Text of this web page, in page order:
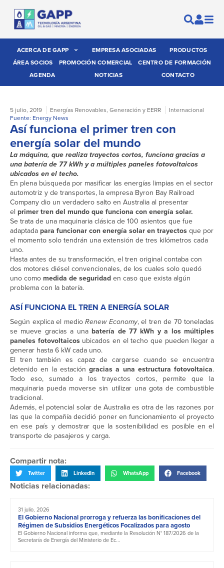
ACERCA DE GAPP EMPRESA ASOCIADAS
PRODUCTOS
ÁREA SOCIOS
PROMOCIÓN COMERCIAL
CENTRO DE FORMACIÓN
AGENDA
NOTICIAS CONTACTO
5 julio, 2019 Energías Renovables, Generación y EERR
Internacional
Fuente: Energy News
Así funciona el primer tren con
energía solar del mundo
La máquina, que realiza trayectos cortos, funciona gracias a
una batería de 77 kWh y a múltiples paneles fotovoltaicos
ubicados en el techo.
En plena búsqueda por masificar las energías limpias en el sector
automotriz y de transportes, la empresa Byron Bay Railroad
Company dio un verdadero salto en Australia al presentar
el primer tren del mundo que funciona con energía solar.
Se trata de una maquinaria clásica de 100 asientos que fue
adaptada para funcionar con energía solar en trayectos que por
el momento solo tendrán una extensión de tres kilómetros cada
uno.
Hasta antes de su transformación, el tren original contaba con
dos motores diésel convencionales, de los cuales solo quedó
uno como medida de seguridad en caso que exista algún
problema con la batería.
ASÍ FUNCIONA EL TREN A ENERGÍA SOLAR
Según explica el medioRenew Economy, el tren de 70 toneladas
se mueve gracias a unabatería de 77 kWh y a los múltiples
paneles fotovoltaicosubicados en el techo que pueden llegar a
generar hasta 6 kW cada uno.
El tren también es capaz de cargarse cuando se encuentra
detenido en la estación gracias a una estructura fotovoltaica.
Todo eso, sumado a los trayectos cortos, permite que la
maquinaria pueda moverse sin utilizar una gota de combustible
tradicional.
Además, el potencial solar de Australia es otra de las razones por
las que la compañía decidió poner en funcionamiento el proyecto
en ese país y demostrar que la sostenibilidad es posible en el
transporte de pasajeros y carga.
Compartir nota:
Twitter LinkedIn WhatsApp Facebook
Noticias relacionadas:
31 julio, 2026
El Gobierno Nacional prorroga y refuerza las bonificaciones del
Régimen de Subsidios Energéticos Focalizados para agosto
El Gobierno Nacional informa que, mediante la Resolución N° 187/2026 de la
Secretaría de Energía del Ministerio de Ec...